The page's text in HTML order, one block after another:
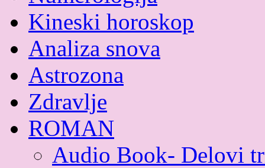
Kineski horoskop
Analiza snova
Astrozona
Zdravlje
ROMAN
Audio Book- Delovi